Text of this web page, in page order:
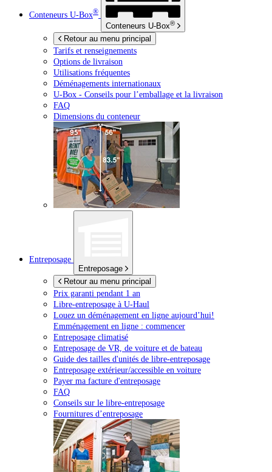
Conteneurs U-Box®
Conteneurs U-Box®
Retour au menu principal
Tarifs et renseignements
Options de livraison
Utilisations fréquentes
Déménagements internationaux
U-Box - Conseils pour l’emballage et la livraison
FAQ
Dimensions du conteneur
Entreposage
Entreposage
Retour au menu principal
Prix garanti pendant 1 an
Libre-entreposage à U-Haul
Louez un déménagement en ligne aujourd’hui!
Emménagement en ligne : commencer
Entreposage climatisé
Entreposage de VR, de voiture et de bateau
Guide des tailles d'unités de libre-entreposage
Entreposage extérieur/accessible en voiture
Payer ma facture d'entreposage
FAQ
Conseils sur le libre-entreposage
Fournitures d’entreposage